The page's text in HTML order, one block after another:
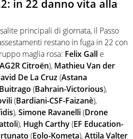
in 22 danno vita alla
principali di giornata, il Passo
restano in fuga in 22 con
maglia rosa: Felix Gall e
AG2R Citroën), Mathieu Van der
De La Cruz(Astana
(Bahrain-Victorious),
(Bardiani-CSF-Faizanè),
),Simone Ravanelli(Drone
), Hugh Carthy(EF Education-
(Eolo-Kometa),Attila Valter